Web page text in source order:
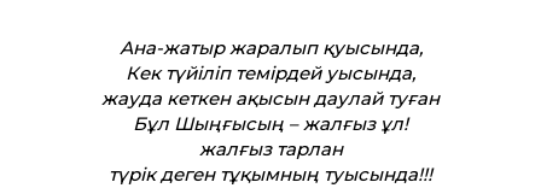
Ана-жатыр жаралып қуысында,
Кек түйіліп темірдей уысында,
жауда кеткен ақысын даулай туған
Бұл Шыңғысың – жалғыз ұл!
жалғыз тарлан
түрік деген тұқымның туысында!!!